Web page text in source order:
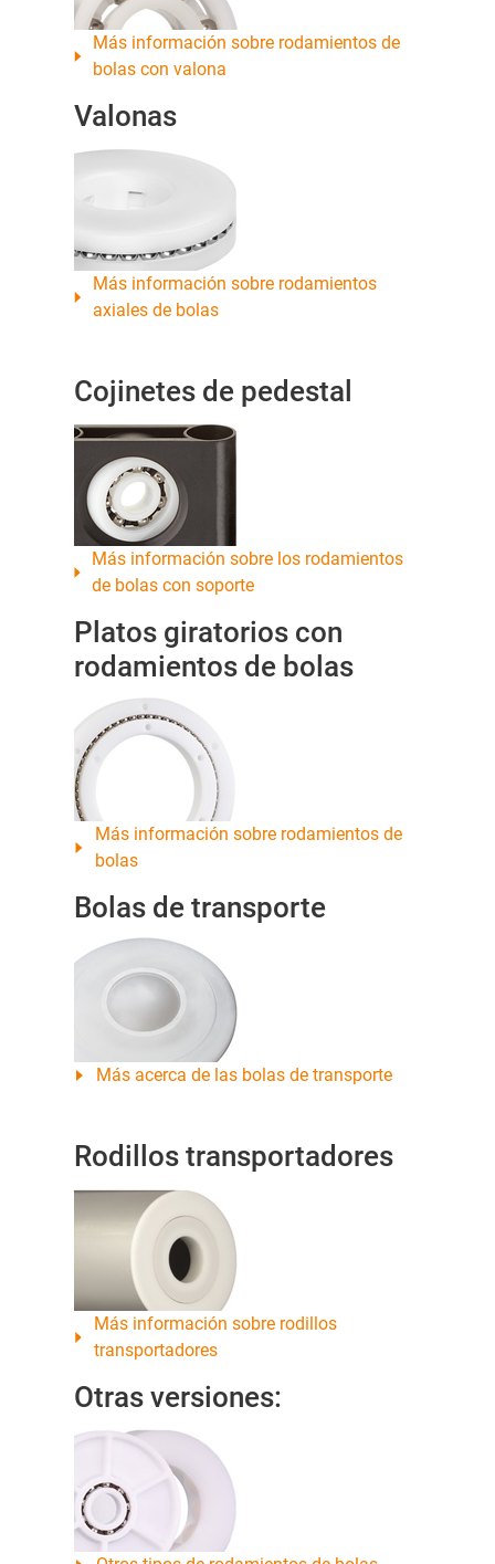
Más información sobre rodamientos de
bolas con valona
Valonas
Más información sobre rodamientos
axiales de bolas
Cojinetes de pedestal
Más información sobre los rodamientos
de bolas con soporte
Platos giratorios con
rodamientos de bolas
Más información sobre rodamientos de
bolas
Bolas de transporte
Más acerca de las bolas de transporte
Rodillos transportadores
Más información sobre rodillos
transportadores
Otras versiones: